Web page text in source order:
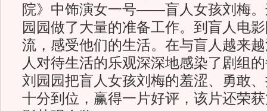
院》中饰演女一号——盲人女孩刘梅。
园园做了大量的准备工作。到盲人电
流，感受他们的生活。在与盲人越来
人对待生活的乐观深深地感染了剧组
刘园园把盲人女孩刘梅的羞涩、勇敢
十分到位，赢得一片好评，该片还荣